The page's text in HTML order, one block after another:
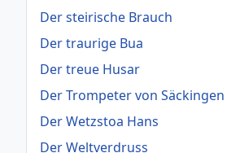
Der steirische Brauch
Der traurige Bua
Der treue Husar
Der Trompeter von Säckingen
Der Wetzstoa Hans
Der Weltverdruss